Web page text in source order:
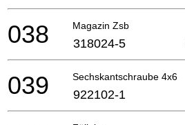
Magazin Zsb
038 318024-5
Sechskantschraube 4x6
039 922102-1